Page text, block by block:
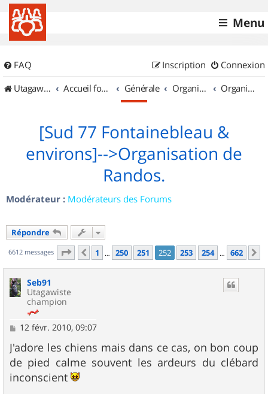
Menu
FAQ Connexion
Inscription
UtagawaVTT (Randos VTT et VTTAE avec traces GPS)
Accueil forum Générale Organisation de sorties & Recherche de partenaires Organisation de sorties en région Île de France
[Sud 77 Fontainebleau &
environs]-->Organisation de
Randos.
Modérateur : Modérateurs des Forums
Répondre
6612 messages Page 252 sur662
Précédent
1 … 250 251 252 253 254 … 662
Seb91
Utagawiste
champion
M
s
s
a
g
e
12 févr. 2010, 09:07
J'adore les chiens mais dans ce cas, on bon coup
de pied calme souvent les ardeurs du clébard
inconscient